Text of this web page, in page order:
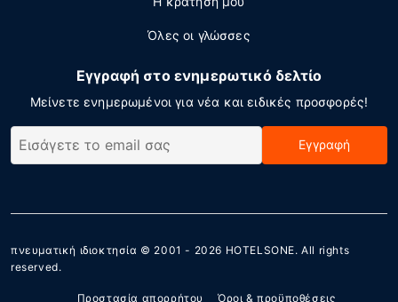
Όλες οι γλώσσες
Εγγραφή στο ενημερωτικό δελτίο
Μείνετε ενημερωμένοι για νέα και ειδικές προσφορές!
Εγγραφή
πνευματική ιδιοκτησία © 2001 - 2026 HOTELSONE. All rights
reserved.
Προστασία απορρήτου Όροι & προϋποθέσεις